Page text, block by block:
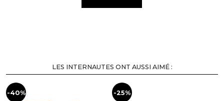
LES INTERNAUTES ONT AUSSI AIMÉ :
-40% -25%